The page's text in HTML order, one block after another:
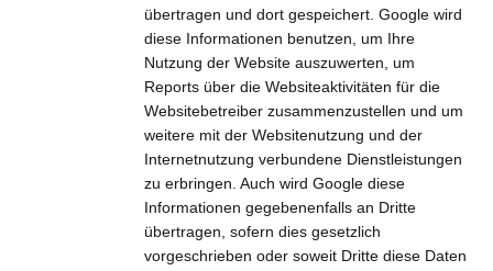
übertragen und dort gespeichert. Google wird
diese Informationen benutzen, um Ihre
Nutzung der Website auszuwerten, um
Reports über die Websiteaktivitäten für die
Websitebetreiber zusammenzustellen und um
weitere mit der Websitenutzung und der
Internetnutzung verbundene Dienstleistungen
zu erbringen. Auch wird Google diese
Informationen gegebenenfalls an Dritte
übertragen, sofern dies gesetzlich
vorgeschrieben oder soweit Dritte diese Daten